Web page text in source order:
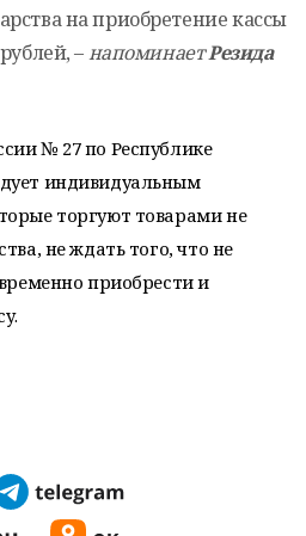
на приобретение кассы
–напоминаетРезида
№ 27 по Республике
индивидуальным
торгуют товарами не
не ждать того, что не
приобрести и